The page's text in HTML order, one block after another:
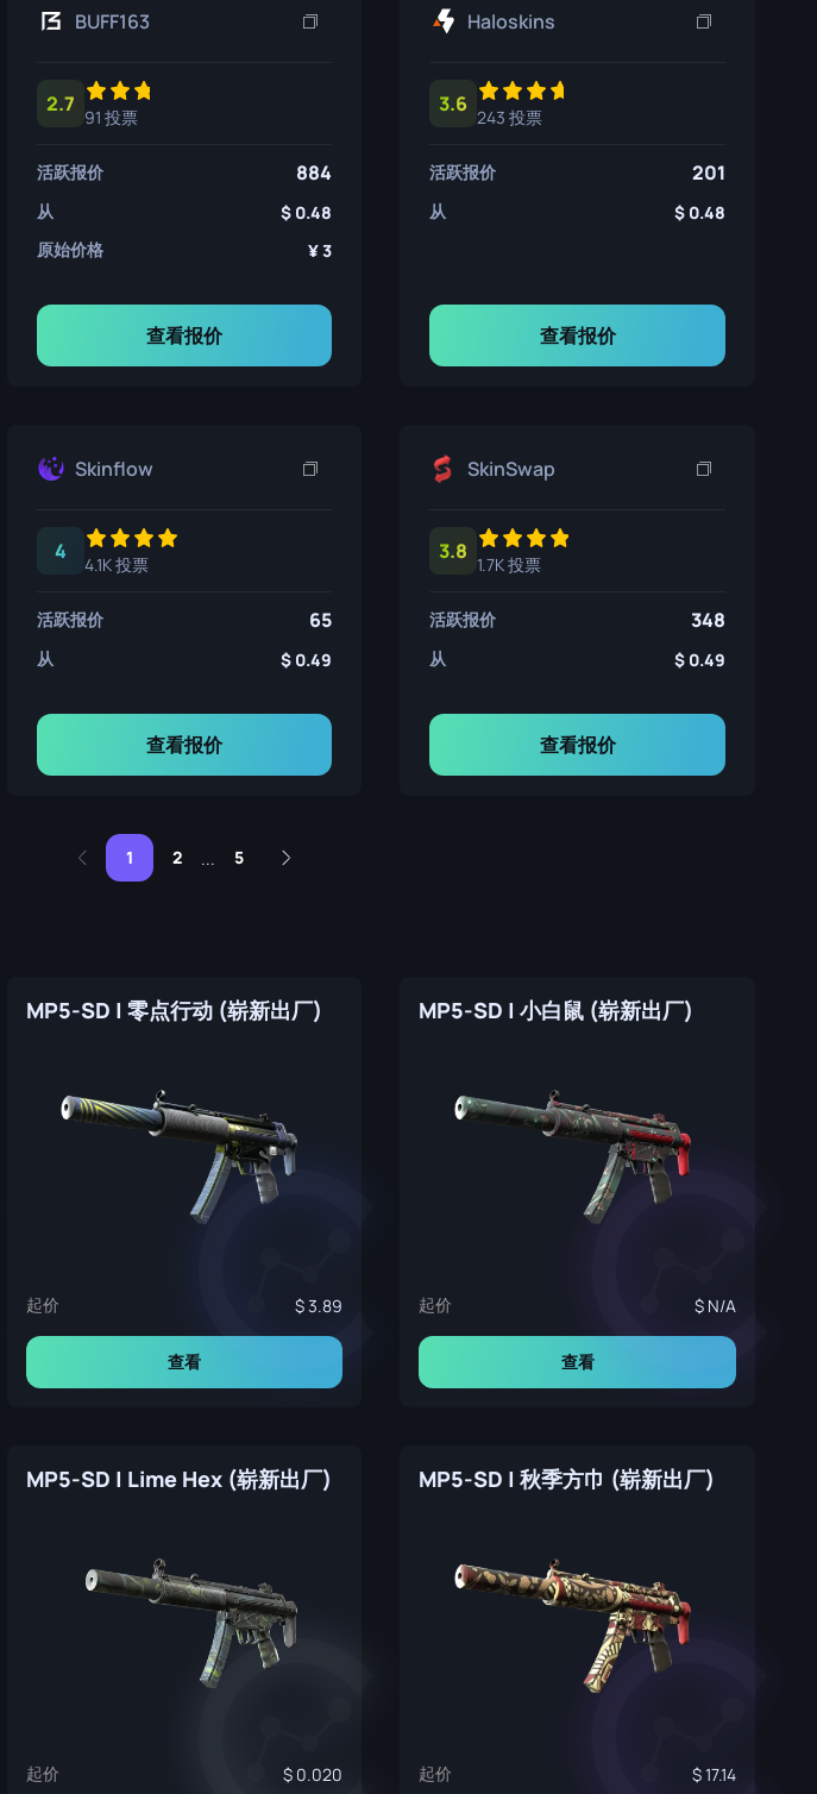
BUFF163
2.7
91 投票
活跃报价 884
从
0.48
原始价格
3
查看报价
Haloskins
3.6
243 投票
活跃报价 201
从 0.48
查看报价
Skinflow
4
4.1K 投票
活跃报价 65
从 0.49
查看报价
SkinSwap
3.8
1.7K 投票
活跃报价 348
从 0.49
查看报价
1 2 ... 5
MP5-SD | 零点行动 (崭新出厂)
起价 3.89
查看
MP5-SD | 小白鼠 (崭新出厂)
起价 N/A
查看
MP5-SD | Lime Hex (崭新出厂)
起价 0.020
MP5-SD | 秋季方巾 (崭新出厂)
起价 17.14